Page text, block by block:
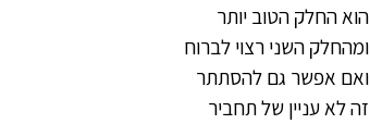
הוא החלק הטוב יותר
ומהחלק השני רצוי לברוח
ואם אפשר גם להסתתר
זה לא עניין של תחביר